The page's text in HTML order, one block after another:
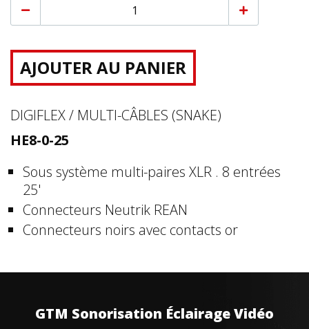
AJOUTER AU PANIER
DIGIFLEX / MULTI-CÂBLES (SNAKE)
HE8-0-25
Sous système multi-paires XLR . 8 entrées
25'
Connecteurs Neutrik REAN
Connecteurs noirs avec contacts or
GTM Sonorisation Éclairage Vidéo